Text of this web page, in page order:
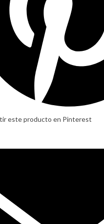
este producto en Pinterest